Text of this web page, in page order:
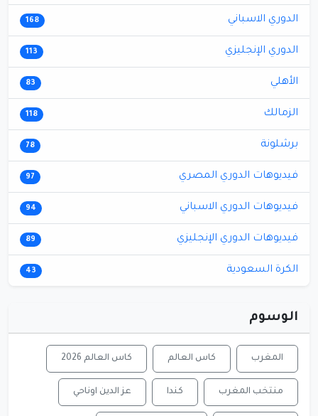
الدوري الاسباني 168
الدوري الإنجليزي 113
الأهلي 83
الزمالك 118
برشلونة 78
فيديوهات الدوري المصري 97
فيديوهات الدوري الاسباني 94
فيديوهات الدوري الإنجليزي 89
الكرة السعودية 43
الوسوم
المغرب كاس العالم كاس العالم 2026
منتخب المغرب كندا عز الدين اوناحي